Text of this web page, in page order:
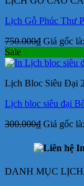
Lịch Gỗ Phúc Thư
750.000₫ Giá gốc
Sale
Lịch Bloc Siêu Đại
Lịch bloc siêu đại
300.000₫ Giá gốc
DANH MỤC